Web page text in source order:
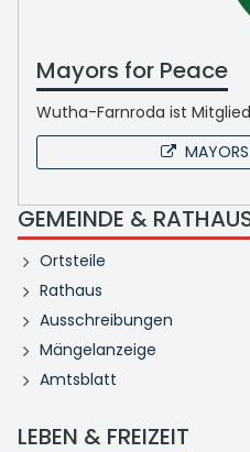
Mayors for Peace
Wutha-Farnroda ist
GEMEINDE &
Ortsteile
Rathaus
Ausschreibungen
Mängelanzeige
Amtsblatt
LEBEN & FREIZEIT